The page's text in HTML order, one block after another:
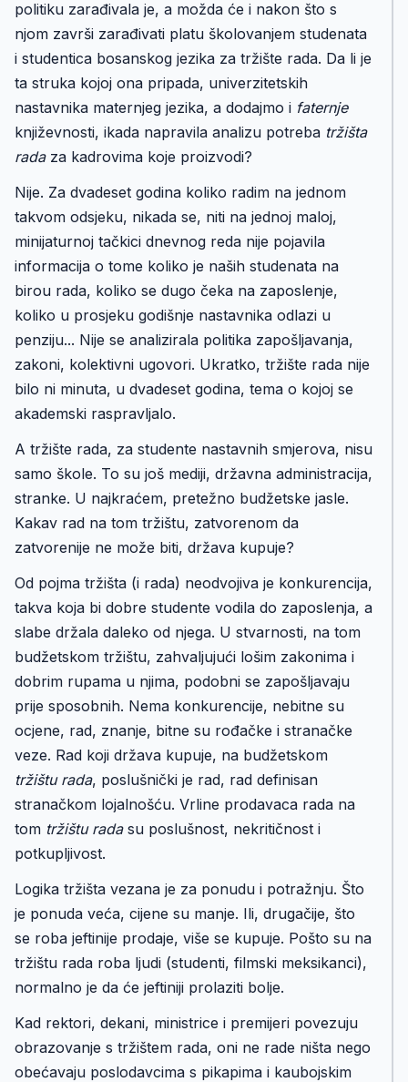
politiku zarađivala je, a možda će i nakon što s
njom završi zarađivati platu školovanjem studenata
i studentica bosanskog jezika za tržište rada. Da li je
ta struka kojoj ona pripada, univerzitetskih
nastavnika maternjeg jezika, a dodajmo i faternje
književnosti, ikada napravila analizu potreba tržišta
rada za kadrovima koje proizvodi?
Nije. Za dvadeset godina koliko radim na jednom
takvom odsjeku, nikada se, niti na jednoj maloj,
minijaturnoj tačkici dnevnog reda nije pojavila
informacija o tome koliko je naših studenata na
birou rada, koliko se dugo čeka na zaposlenje,
koliko u prosjeku godišnje nastavnika odlazi u
penziju... Nije se analizirala politika zapošljavanja,
zakoni, kolektivni ugovori. Ukratko, tržište rada nije
bilo ni minuta, u dvadeset godina, tema o kojoj se
akademski raspravljalo.
A tržište rada, za studente nastavnih smjerova, nisu
samo škole. To su još mediji, državna administracija,
stranke. U najkraćem, pretežno budžetske jasle.
Kakav rad na tom tržištu, zatvorenom da
zatvorenije ne može biti, država kupuje?
Od pojma tržišta (i rada) neodvojiva je konkurencija,
takva koja bi dobre studente vodila do zaposlenja, a
slabe držala daleko od njega. U stvarnosti, na tom
budžetskom tržištu, zahvaljujući lošim zakonima i
dobrim rupama u njima, podobni se zapošljavaju
prije sposobnih. Nema konkurencije, nebitne su
ocjene, rad, znanje, bitne su rođačke i stranačke
veze. Rad koji država kupuje, na budžetskom
tržištu rada, poslušnički je rad, rad definisan
stranačkom lojalnošću. Vrline prodavaca rada na
tom tržištu radasu poslušnost, nekritičnost i
potkupljivost.
Logika tržišta vezana je za ponudu i potražnju. Što
je ponuda veća, cijene su manje. Ili, drugačije, što
se roba jeftinije prodaje, više se kupuje. Pošto su na
tržištu rada roba ljudi (studenti, filmski meksikanci),
normalno je da će jeftiniji prolaziti bolje.
Kad rektori, dekani, ministrice i premijeri povezuju
obrazovanje s tržištem rada, oni ne rade ništa nego
obećavaju poslodavcima s pikapima i kaubojskim